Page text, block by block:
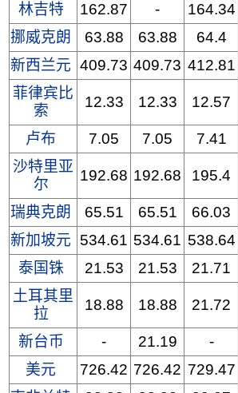
林吉特
162.87 - 164.34
挪威克朗
63.88 63.88 64.4
新西兰元 409.73 409.73 412.81
菲律宾比
索
12.33 12.33 12.57
卢布 7.05 7.05 7.41
沙特里亚
尔
192.68 192.68 195.4
瑞典克朗 65.51 65.51 66.03
新加坡元
534.61 534.61 538.64
泰国铢
21.53 21.53 21.71
土耳其里
拉
18.88 18.88 21.72
新台币 - 21.19 -
美元
726.42 726.42 729.47